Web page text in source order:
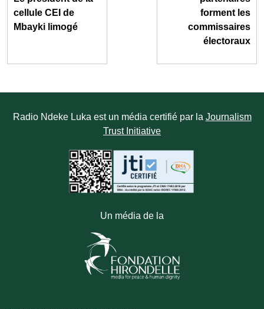
cellule CEI de
Mbayki limogé
forment les
commissaires
électoraux
Radio Ndeke Luka est un média certifié par la Journalism
Trust Initiative
Un média de la